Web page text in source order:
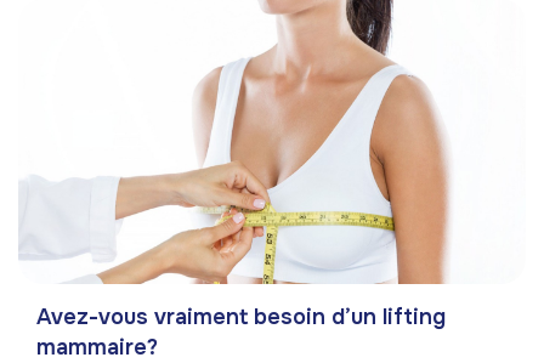
Avez-vous vraiment besoin d’un lifting
mammaire?